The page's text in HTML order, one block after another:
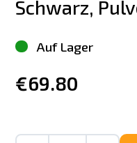
Schwarz,
Auf Lager
€69.80